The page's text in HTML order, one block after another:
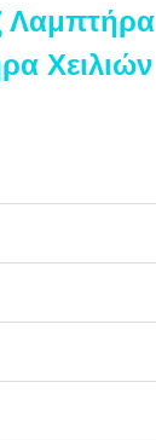
Λαμπτήρα
Χειλιών